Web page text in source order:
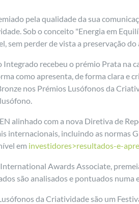
pela qualidade da sua
Sob o conceito "Energia em
sem perder de vista a preservação do
recebeu o prémio Prata
como apresenta, de forma clara e
nos Prémios Lusófonos da
alinhado com a nova Diretiva de
internacionais, incluindo as normas
em investidores>resultados-e-
Awards Associate,
são analisados e pontuados numa
da Criatividade são um